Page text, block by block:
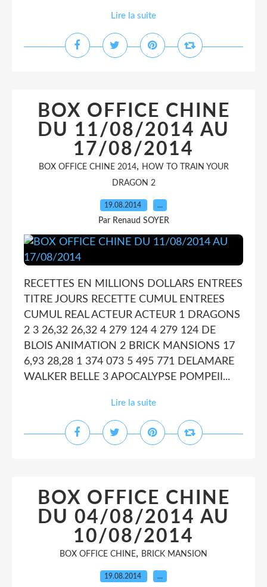
Lire la suite
BOX OFFICE CHINE
DU 11/08/2014 AU
17/08/2014
BOX OFFICE CHINE 2014, HOW TO TRAIN YOUR
DRAGON 2
19.08.2014 …
Par Renaud SOYER
RECETTES EN MILLIONS DOLLARS ENTREES
TITRE JOURS RECETTE CUMUL ENTREES
CUMUL REAL ACTEUR ACTEUR 1 DRAGONS
2 3 26,32 26,32 4 279 124 4 279 124 DE
BLOIS ANIMATION 2 BRICK MANSIONS 17
6,93 28,28 1 374 073 5 495 771 DELAMARE
WALKER BELLE 3 APOCALYPSE POMPEII...
Lire la suite
BOX OFFICE CHINE
DU 04/08/2014 AU
10/08/2014
BOX OFFICE CHINE, BRICK MANSION
19.08.2014 …